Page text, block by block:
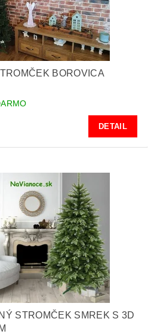
BOROVICA
DETAIL
STROMČEK SMREK S 3D